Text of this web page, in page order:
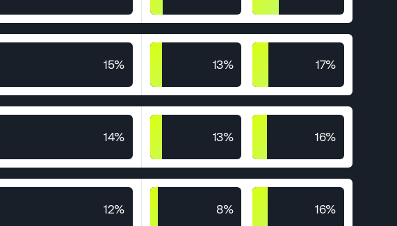
15% 13% 17%
14% 13% 16%
12% 8% 16%